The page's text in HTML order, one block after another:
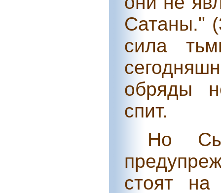
Сатаны."
сила
обряды
спит.
Но
стоят на